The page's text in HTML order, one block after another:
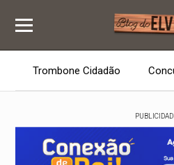
Trombone Cidadão